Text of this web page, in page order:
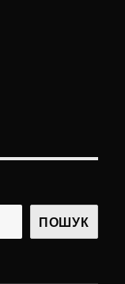
ПОШУК